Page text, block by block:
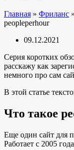
Главная » Фриланс »
peopleperhour
09.12.2021
Серия коротких
расскажу как
немного про сам
В этой статье
Что такое
Еще один сайт для
Работает с 2005